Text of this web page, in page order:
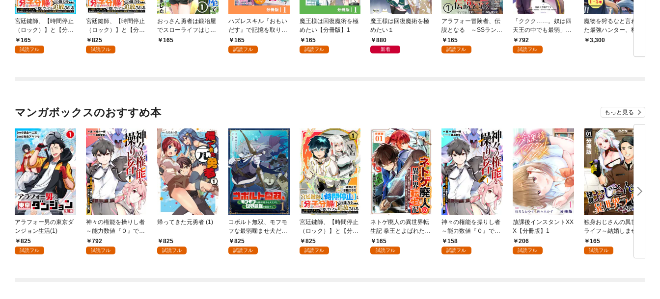
宮廷鍵師、【時間停止
（ロック）】と【分子
分解（リリース）】の
能力を隠していたら追
165
試読フル
宮廷鍵師、【時間停止
（ロック）】と【分子
分解（リリース）】の
能力を隠していたら追
825
試読フル
おっさん勇者は鍛冶屋
でスローライフはじめ
ました（単話版）第1
165
ハズレスキル『おもい
だす』で記憶を取り戻
した大賢者【分冊版】
1
165
試読フル
魔王様は回復魔術を極
めたい【分冊版】1
165
試読フル
魔王様は回復魔術を極
めたい１
880
新着
アラフォー冒険者、伝
説となる ～SSランク
の娘に強化されたらSS
Sランクになりました
165
試読フル
「ククク……。奴は四
天王の中でも最弱」と
解雇された俺、なぜか
勇者と聖女の師匠にな
792
試読フル
魔物を狩るなと言われ
た最強ハンター、料理
ギルドに転職する～好
のまで食べれて幸せで
3,300
マンガボックスのおすすめ本 もっと見る
アラフォー男の東京ダ
ンジョン生活(1)
825
試読フル
神々の権能を操りし者
～能力数値『０』で蔑
まれている俺だが、実
は世界最強の一角～(1)
792
試読フル
帰ってきた元勇者 (1)
825
試読フル
コボルト無双、モフモ
フな最弱噛ませ犬だけ
ど世界最強を目指す！
(1)
825
試読フル
宮廷鍵師、【時間停止
（ロック）】と【分子
分解（リリース）】の
能力を隠していたら追
825
試読フル
ネトゲ廃人の異世界転
生記 拳王とよばれた最
強の拳が使えないの
で、1日8時間こん棒を
165
試読フル
神々の権能を操りし者
～能力数値『０』で蔑
まれている俺だが、実
は世界最強の一角～
158
試読フル
放課後インスタントXX
X【分冊版】1
206
試読フル
独身おじさんの異世界
ライフ～結婚しませ
ん、フリーな独身こそ
最高です～【分冊版】
165
試読フル